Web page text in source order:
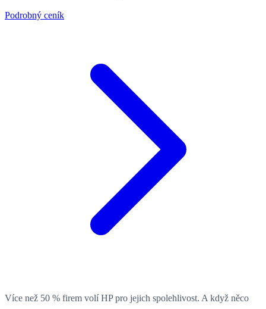
Podrobný ceník
Více než 50 % firem volí HP pro jejich spolehlivost. A když něco